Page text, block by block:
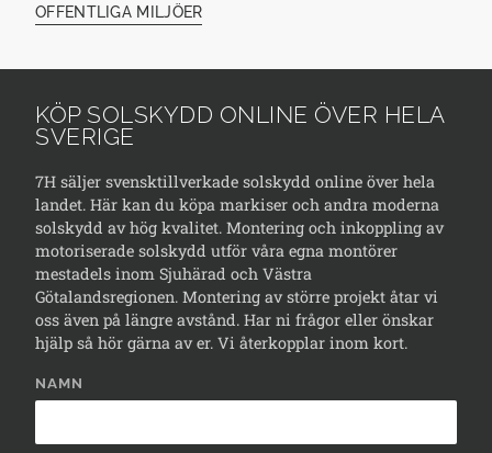
OFFENTLIGA MILJÖER
KÖP SOLSKYDD ONLINE ÖVER HELA
SVERIGE
7H säljer svensktillverkade solskydd online över hela
landet. Här kan du köpa markiser och andra moderna
solskydd av hög kvalitet. Montering och inkoppling av
motoriserade solskydd utför våra egna montörer
mestadels inom Sjuhärad och Västra
Götalandsregionen. Montering av större projekt åtar vi
oss även på längre avstånd. Har ni frågor eller önskar
hjälp så hör gärna av er. Vi återkopplar inom kort.
NAMN